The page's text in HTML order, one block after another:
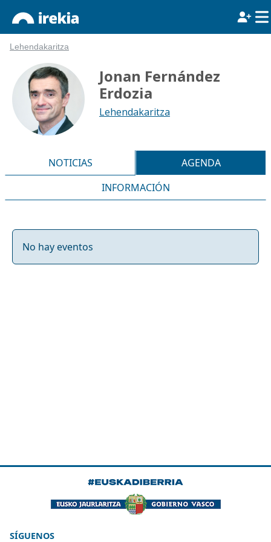
Lehendakaritza
Jonan Fernández
Erdozia
Lehendakaritza
NOTICIAS
AGENDA
INFORMACIÓN
No hay eventos
SÍGUENOS